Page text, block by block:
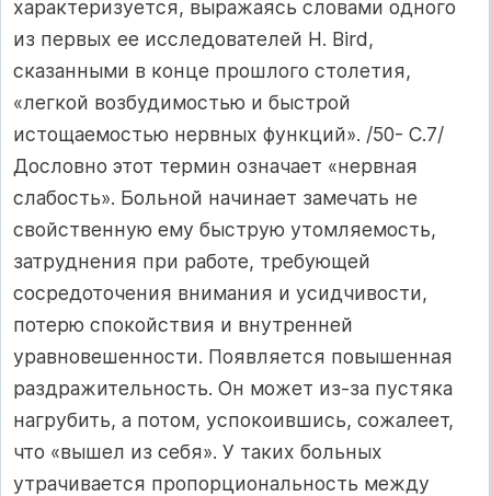
характеризуется, выражаясь словами одного
из первых ее исследователей H. Bird,
сказанными в конце прошлого столетия,
«легкой возбудимостью и быстрой
истощаемостью нервных функций». /50- С.7/
Дословно этот термин означает «нервная
слабость». Больной начинает замечать не
свойственную ему быструю утомляемость,
затруднения при работе, требующей
сосредоточения внимания и усидчивости,
потерю спокойствия и внутренней
уравновешенности. Появляется повышенная
раздражительность. Он может из-за пустяка
нагрубить, а потом, успокоившись, сожалеет,
что «вышел из себя». У таких больных
утрачивается пропорциональность между